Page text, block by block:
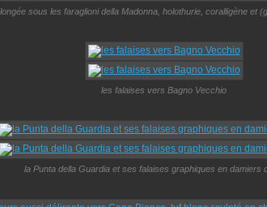
sous les faraglioni della Madonna, holothurie, coralligène et
les falaises vers Bagno Vecchio
la Punta della Guardia et ses falaises graphiques en damiers